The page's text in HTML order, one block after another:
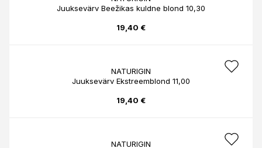
Juuksevärv Beežikas kuldne blond 10,30
19,40 €
NATURIGIN
Juuksevärv Ekstreemblond 11,00
19,40 €
NATURIGIN